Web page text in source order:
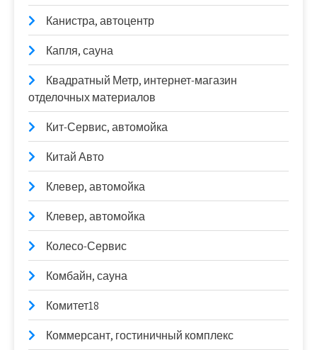
Канистра, автоцентр
Капля, сауна
Квадратный Метр, интернет-магазин
отделочных материалов
Кит-Сервис, автомойка
Китай Авто
Клевер, автомойка
Клевер, автомойка
Колесо-Сервис
Комбайн, сауна
Комитет18
Коммерсант, гостиничный комплекс